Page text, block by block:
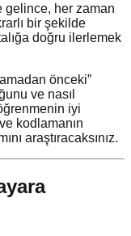
gelince, her zaman
bir şekilde
doğru ilerlemek
önceki”
ve nasıl
iyi
kodlamanın
araştıracaksınız.